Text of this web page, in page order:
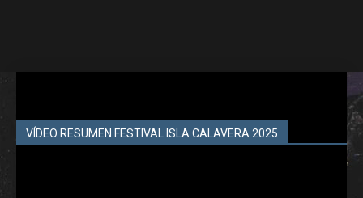
VÍDEO RESUMEN FESTIVAL ISLA CALAVERA 2025